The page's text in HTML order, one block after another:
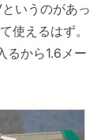
いうのがあっ
使えるはず。
るから1.6メー